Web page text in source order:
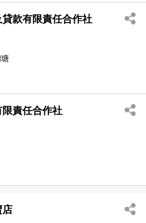
款有限責任合作社
責任合作社
店